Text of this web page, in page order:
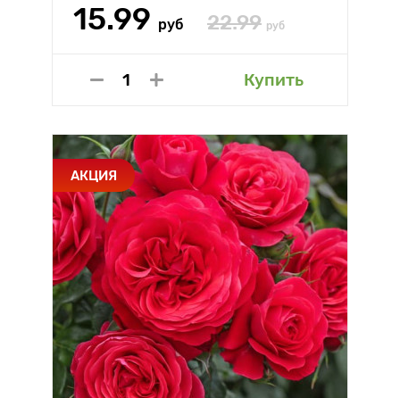
15.99 руб 22.99 руб
Купить
АКЦИЯ